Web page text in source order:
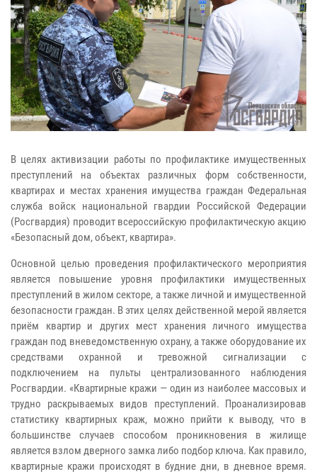
В целях активизации работы по профилактике имущественных
преступлений на объектах различных форм собственности,
квартирах и местах хранения имущества граждан Федеральная
служба войск национальной гвардии Российской Федерации
(Росгвардия) проводит всероссийскую профилактическую акцию
«Безопасный дом, объект, квартира».
Основной целью проведения профилактического мероприятия
является повышение уровня профилактики имущественных
преступлений в жилом секторе, а также личной и имущественной
безопасности граждан. В этих целях действенной мерой является
приём квартир и других мест хранения личного имущества
граждан под вневедомственную охрану, а также оборудование их
средствами охранной и тревожной сигнализации с
подключением на пульты централизованного наблюдения
Росгвардии. «Квартирные кражи — один из наиболее массовых и
трудно раскрываемых видов преступлений. Проанализировав
статистику квартирных краж, можно прийти к выводу, что в
большинстве случаев способом проникновения в жилище
является взлом дверного замка либо подбор ключа. Как правило,
квартирные кражи происходят в будние дни, в дневное время.